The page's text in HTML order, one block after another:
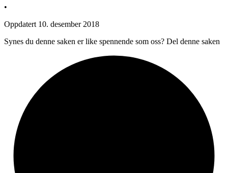
•
Oppdatert 10. desember 2018
Synes du denne saken er like spennende som oss? Del denne saken